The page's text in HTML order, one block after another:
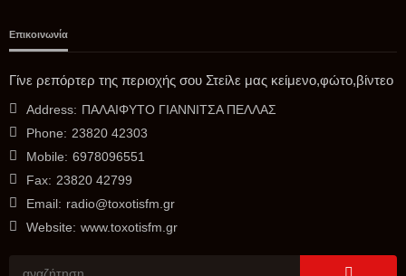
Επικοινωνία
Γίνε ρεπόρτερ της περιοχής σου Στείλε μας κείμενο,φώτο,βίντεο
Address: ΠΑΛΑΙΦΥΤΟ ΓΙΑΝΝΙΤΣΑ ΠΕΛΛΑΣ
Phone: 23820 42303
Mobile: 6978096551
Fax: 23820 42799
Email: radio@toxotisfm.gr
Website: www.toxotisfm.gr